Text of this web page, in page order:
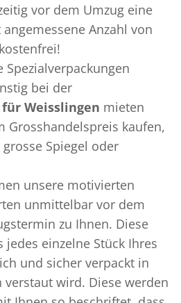
vor dem Umzug eine
Anzahl von
Spezialverpackungen
bei der
Weisslingen mieten
Grosshandelspreis kaufen,
Spiegel oder
unsere motivierten
unmittelbar vor dem
zu Ihnen. Diese
jedes einzelne Stück Ihres
und sicher verpackt in
verstaut wird. Diese werden